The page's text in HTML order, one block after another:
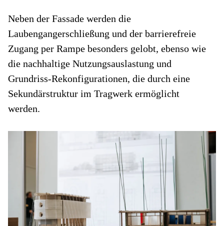
Neben der Fassade werden die
Laubengangerschließung und der barrierefreie
Zugang per Rampe besonders gelobt, ebenso wie
die nachhaltige Nutzungsauslastung und
Grundriss-Rekonfigurationen, die durch eine
Sekundärstruktur im Tragwerk ermöglicht
werden.